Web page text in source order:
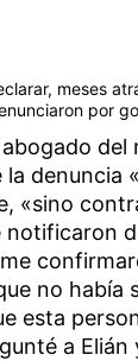
meses
por
del
la denuncia
«sino
notificaron
no había
esta
a Elián